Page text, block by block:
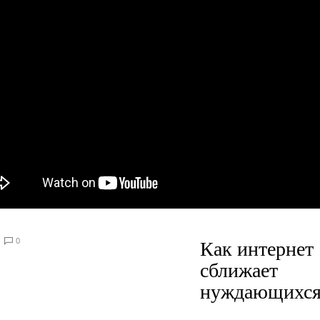
Как интернет
сближает
0